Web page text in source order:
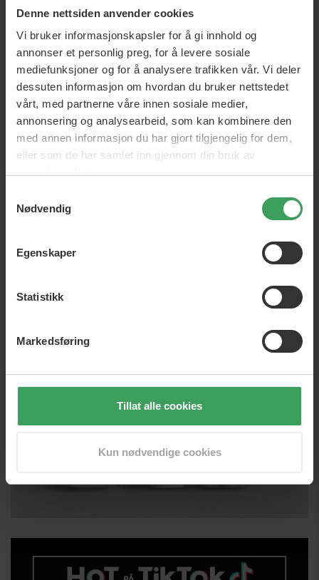
Denne nettsiden anvender cookies
Vi bruker informasjonskapsler for å gi innhold og
annonser et personlig preg, for å levere sosiale
mediefunksjoner og for å analysere trafikken vår. Vi deler
dessuten informasjon om hvordan du bruker nettstedet
vårt, med partnerne våre innen sosiale medier,
annonsering og analysearbeid, som kan kombinere den
med annen informasjon du har gjort tilgjengelig for dem,
eller som de har samlet inn gjennom din bruk av
Nødvendig
Egenskaper
Statistikk
Markedsføring
Tillat alle cookies
Kun nødvendige cookies